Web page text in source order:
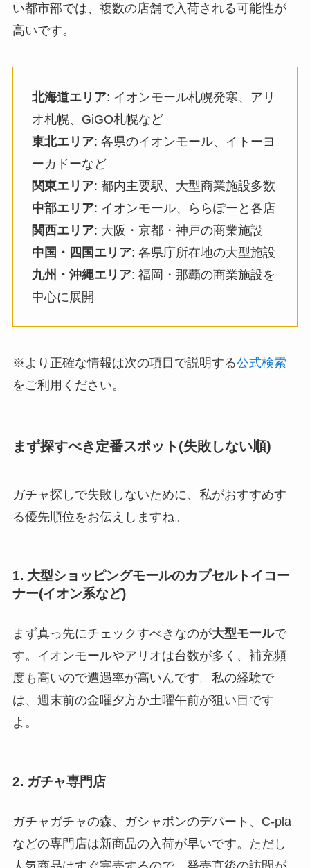
い都市部では、複数の店舗で入荷される可能性が
高いです。
北海道エリア: イオンモール札幌発寒、アリ
オ札幌、GiGO札幌など
東北エリア: 各県のイオンモール、イトーヨ
ーカドーなど
関東エリア: 都内主要駅、大型商業施設多数
中部エリア: イオンモール、ららぽーと各店
関西エリア: 大阪・京都・神戸の商業施設
中国・四国エリア: 各県庁所在地の大型施設
九州・沖縄エリア: 福岡・那覇の商業施設を
中心に展開
※より正確な情報は次の項目で説明する公式検索
をご利用ください。
まず探すべき定番スポット(失敗しない順)
ガチャ探しで失敗しないために、私がおすすめす
る優先順位をお伝えしますね。
1. 大型ショッピングモールのカプセルトイコー
ナー(イオン系など)
まず真っ先にチェックすべきなのが大型モールで
す。イオンモールやアリオは台数が多く、補充頻
度も高いので遭遇率が高いんです。私の経験で
は、週末前の金曜夕方か土曜午前が狙い目です
よ。
2. ガチャ専門店
ガチャガチャの森、ガシャポンのデパート、C-pla
などの専門店は新商品の入荷が早いです。ただし